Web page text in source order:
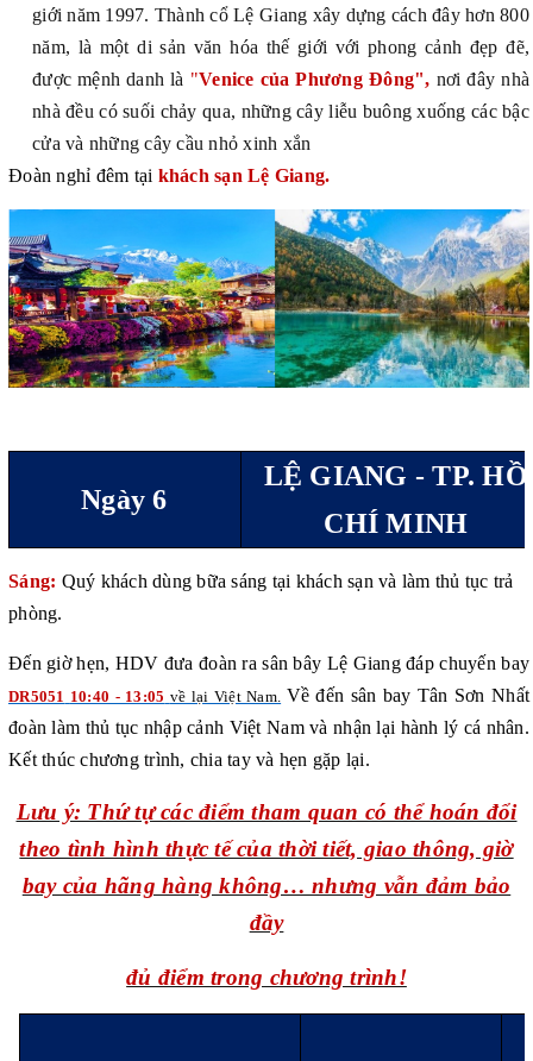
giới năm 1997. Thành cổ Lệ Giang xây dựng cách đây hơn 800
năm, là một di sản văn hóa thế giới với phong cảnh đẹp đẽ,
được mệnh danh là "Venice của Phương Đông", nơi đây nhà
nhà đều có suối chảy qua, những cây liễu buông xuống các bậc
cửa và những cây cầu nhỏ xinh xắn
Đoàn nghỉ đêm tại khách sạn Lệ Giang.
Ngày 6
LỆ GIANG - TP. HỒ
CHÍ MINH
Sáng: Quý khách dùng bữa sáng tại khách sạn và làm thủ tục trả
phòng.
Đến giờ hẹn, HDV đưa đoàn rasân bây Lệ Giang đáp chuyến bay
DR5051 10:40 - 13:05 về lại Việt Nam. Về đến sân bay Tân Sơn Nhất
đoàn làm thủ tục nhập cảnh Việt Nam và nhận lại hành lý cá nhân.
Kết thúc chương trình, chia tay và hẹn gặp lại.
Lưu ý: Thứ tự các điểm tham quan có thể hoán đổi
theo tình hình thực tế của thời tiết, giao thông, giờ
bay của hãng hàng không… nhưng vẫn đảm bảo
đầy
đủ điểm trong chương trình!